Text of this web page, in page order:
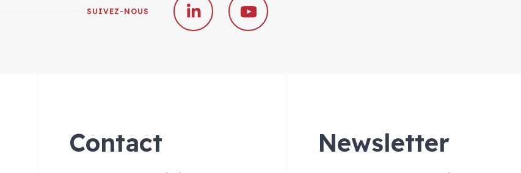
SUIVEZ-NOUS
Contact Newsletter